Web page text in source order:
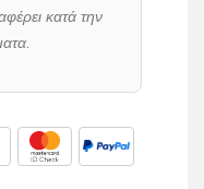
κατά την